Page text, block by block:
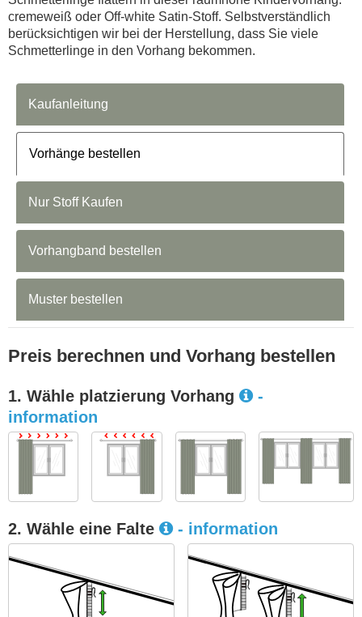
cremeweiß oder Off-white Satin-Stoff. Selbstverständlich
berücksichtigen wir bei der Herstellung, dass Sie viele
Schmetterlinge in den Vorhang bekommen.
Kaufanleitung
Vorhänge bestellen
Nur Stoff Kaufen
Vorhangband bestellen
Muster bestellen
Preis berechnen und Vorhang bestellen
1. Wähle platzierung Vorhang
-
information
2. Wähle eine Falte - information